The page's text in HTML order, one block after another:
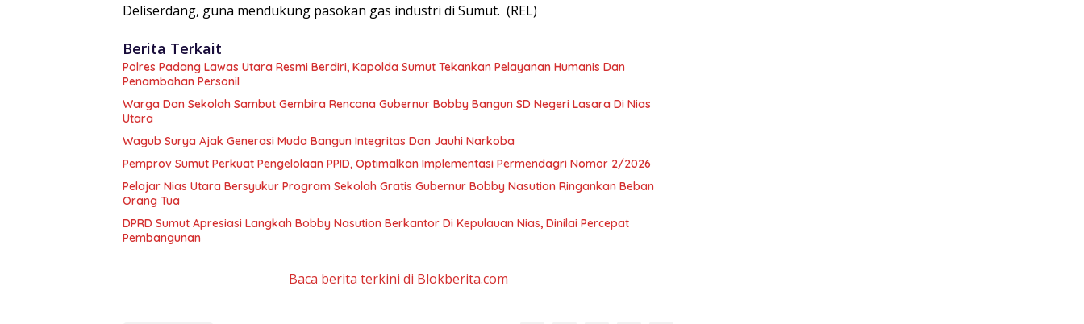
Deliserdang, guna mendukung pasokan gas industri di Sumut. (REL)
Berita Terkait
Polres Padang Lawas Utara Resmi Berdiri, Kapolda Sumut Tekankan Pelayanan Humanis Dan
Penambahan Personil
Warga Dan Sekolah Sambut Gembira Rencana Gubernur Bobby Bangun SD Negeri Lasara Di Nias
Utara
Wagub Surya Ajak Generasi Muda Bangun Integritas Dan Jauhi Narkoba
Pemprov Sumut Perkuat Pengelolaan PPID, Optimalkan Implementasi Permendagri Nomor 2/2026
Pelajar Nias Utara Bersyukur Program Sekolah Gratis Gubernur Bobby Nasution Ringankan Beban
Orang Tua
DPRD Sumut Apresiasi Langkah Bobby Nasution Berkantor Di Kepulauan Nias, Dinilai Percepat
Pembangunan
Baca berita terkini di Blokberita.com